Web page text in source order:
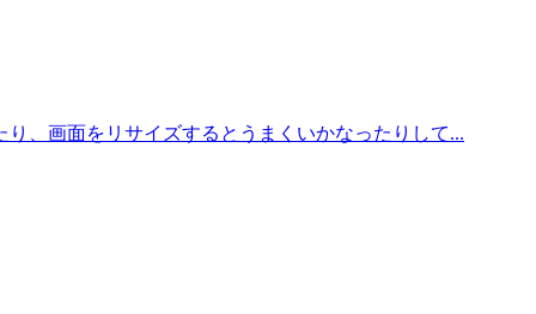
、画面をリサイズするとうまくいかなったりして...